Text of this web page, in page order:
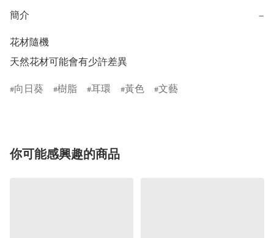
簡介 −
花材隨機
天然花材可能會有少許差異
向日葵 樹脂 耳環 黃色 文藝
你可能感興趣的商品